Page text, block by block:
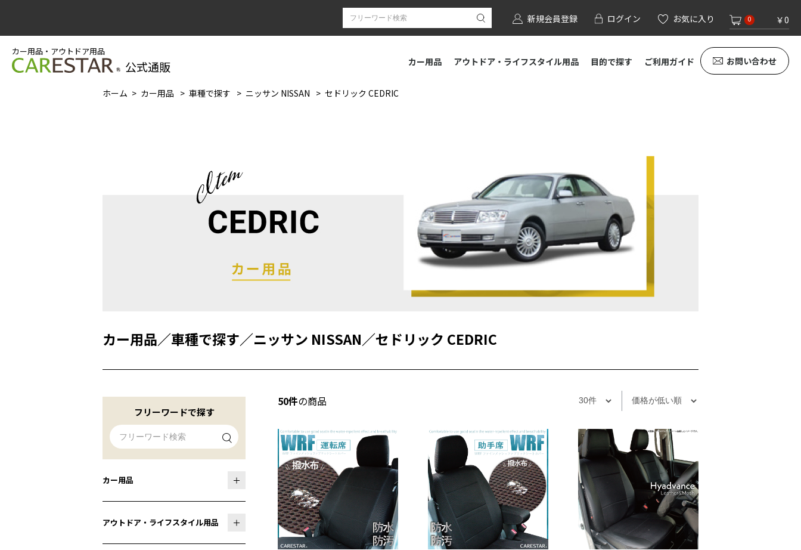
新規会員登録 ログイン お気に入り 0 ￥0
カー用品・アウトドア用品
公式通販 カー用品 アウトドア・ライフスタイル用品 目的で探す ご利用ガイド お問い合わせ
ホーム カー用品 車種で探す ニッサン NISSAN セドリック CEDRIC
カー用品／車種で探す／ニッサン NISSAN／セドリック CEDRIC
フリーワードで探す
カー用品
アウトドア・ライフスタイル用品
50件の商品